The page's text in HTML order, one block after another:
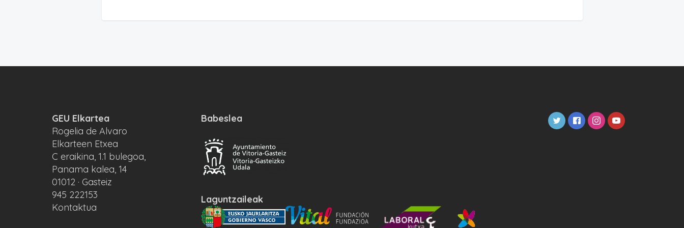
GEU Elkartea
Rogelia de Alvaro
Elkarteen Etxea
C eraikina, 1.1 bulegoa,
Panama kalea, 14
01012 · Gasteiz
945 222153
Kontaktua
Babeslea
Laguntzaileak